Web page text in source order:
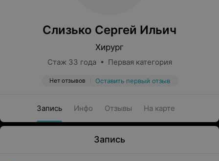
Слизько Сергей Ильич
Хирург
Стаж 33 года • Первая категория
Нет отзывов Оставить первый отзыв
Запись Инфо Отзывы На карте
Запись